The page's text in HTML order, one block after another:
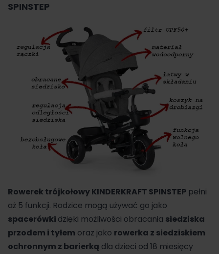
SPINSTEP
Rowerek trójkołowy KINDERKRAFT SPINSTEP pełni
aż 5 funkcji. Rodzice mogą używać go jako
spacerówki dzięki możliwości obracania siedziska
przodem i tyłem oraz jako rowerka z siedziskiem
ochronnym z barierką dla dzieci od 18 miesięcy